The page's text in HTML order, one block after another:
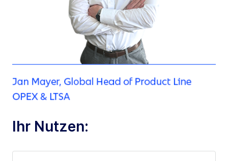
Ihr Nutzen: